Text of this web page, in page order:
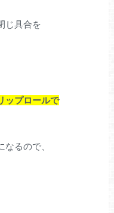
じ具合を
ップロールで
るので、